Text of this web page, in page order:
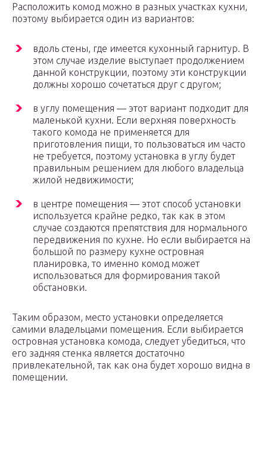
Расположить комод можно в разных участках кухни,
поэтому выбирается один из вариантов:
вдоль стены, где имеется кухонный гарнитур. В
этом случае изделие выступает продолжением
данной конструкции, поэтому эти конструкции
должны хорошо сочетаться друг с другом;
в углу помещения — этот вариант подходит для
маленькой кухни. Если верхняя поверхность
такого комода не применяется для
приготовления пищи, то пользоваться им часто
не требуется, поэтому установка в углу будет
правильным решением для любого владельца
жилой недвижимости;
в центре помещения — этот способ установки
используется крайне редко, так как в этом
случае создаются препятствия для нормального
передвижения по кухне. Но если выбирается на
большой по размеру кухне островная
планировка, то именно комод может
использоваться для формирования такой
обстановки.
Таким образом, место установки определяется
самими владельцами помещения. Если выбирается
островная установка комода, следует убедиться, что
его задняя стенка является достаточно
привлекательной, так как она будет хорошо видна в
помещении.